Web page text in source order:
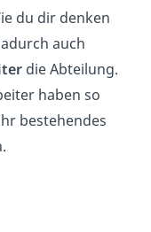
du dir denken
auch
die Abteilung.
haben so
bestehendes